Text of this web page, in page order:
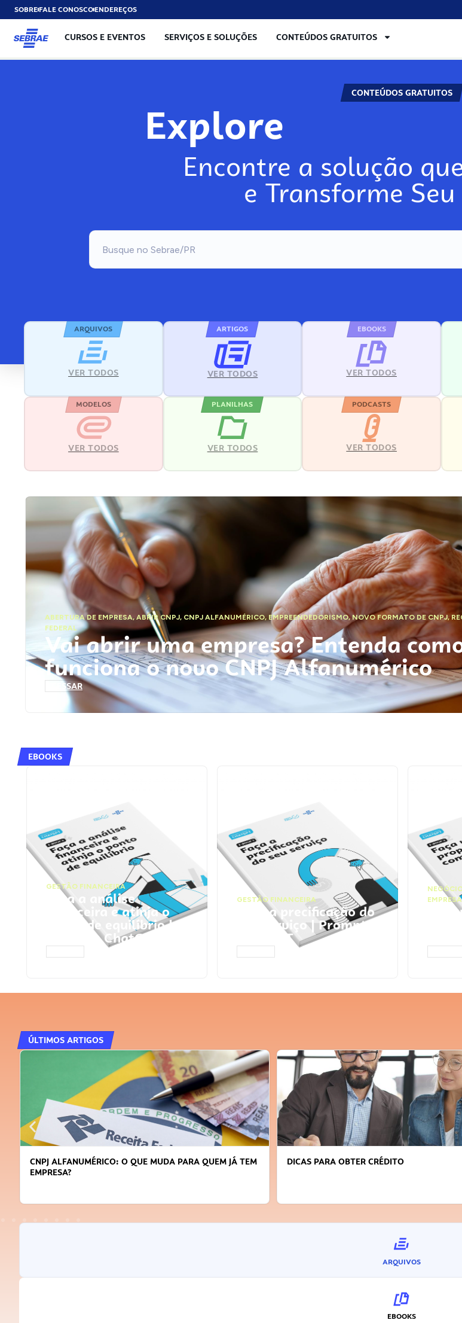
SOBREFALE CONOSCOENDEREÇOS
CURSOS E EVENTOS SERVIÇOS E SOLUÇÕES CONTEÚDOS GRATUITOS
CONTEÚDOS GRATUITOS
Explore
Encontre a solução
e Transforme
ARQUIVOS
VER TODOS
ARTIGOS
VER TODOS
EBOOKS
VER TODOS
MODELOS
VER TODOS
PLANILHAS
VER TODOS
PODCASTS
VER TODOS
ABERTURA DE EMPRESA,ABRIR CNPJ, CNPJ ALFANUMÉRICO, EMPREENDEDORISMO,NOVO FORMATO DE CNPJ,
FEDERAL
Vai abrir uma empresa? Entenda
funciona o novo CNPJ Alfanumérico
ACESSAR
EBOOKS
GESTÃO FINANCEIRA
Faça a análise
financeira e atinja o
ponto de equilíbrio |
Prompts ChatGPT
GESTÃO FINANCEIRA
Faça a precificação do
seu serviço | Prompts
ChatGPT
ÚLTIMOS ARTIGOS
CNPJ ALFANUMÉRICO: O QUE MUDA PARA QUEM JÁ TEM
EMPRESA?
DICAS PARA OBTER CRÉDITO
ARQUIVOS
EBOOKS